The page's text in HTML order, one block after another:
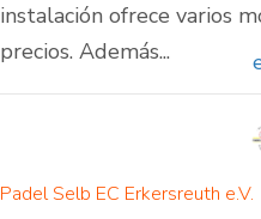
instalación ofrece varios
precios. Además...
Padel Selb EC Erkersreuth e.V.